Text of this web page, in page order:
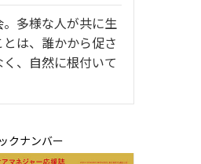
多様な人が共に生
は、誰かから促さ
、自然に根付いて
クナンバー